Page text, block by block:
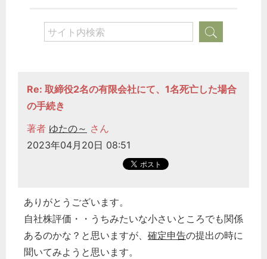
Re: 取締役2名の有限会社にて、1名死亡した場合
の手続き
著者 ゆたの～ さん
2023年04月20日 08:51
ありがとうございます。
自社株評価・・うちみたいな小さいところでも関係
あるのかな？と思いますが、 確定申告の提出の時に
聞いてみようと思います。